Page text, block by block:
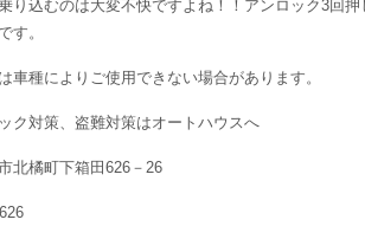
り込むのは大変不快ですよね！！アンロック3回
す。
車種によりご使用できない場合があります。
ク対策、盗難対策はオートハウスへ
北橘町下箱田626－26